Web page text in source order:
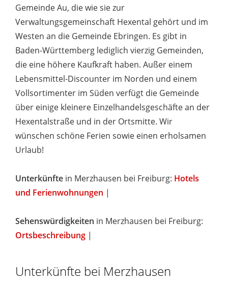
Gemeinde Au, die wie sie zur
Verwaltungsgemeinschaft Hexental gehört und im
Westen an die Gemeinde Ebringen. Es gibt in
Baden-Württemberg lediglich vierzig Gemeinden,
die eine höhere Kaufkraft haben. Außer einem
Lebensmittel-Discounter im Norden und einem
Vollsortimenter im Süden verfügt die Gemeinde
über einige kleinere Einzelhandelsgeschäfte an der
Hexentalstraße und in der Ortsmitte. Wir
wünschen schöne Ferien sowie einen erholsamen
Urlaub!
Unterkünfte in Merzhausen bei Freiburg: Hotels
und Ferienwohnungen |
Sehenswürdigkeiten in Merzhausen bei Freiburg:
Ortsbeschreibung |
Unterkünfte bei Merzhausen